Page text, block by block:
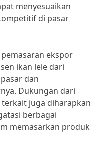
menyesuaikan
di pasar
ekspor
ikan lele dari
dan
Dukungan dari
juga diharapkan
berbagai
memasarkan produk